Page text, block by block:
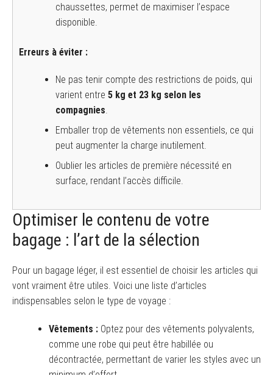
chaussettes, permet de maximiser l’espace
disponible.
Erreurs à éviter :
Ne pas tenir compte des restrictions de poids, qui
varient entre 5 kg et 23 kg selon les
compagnies.
Emballer trop de vêtements non essentiels, ce qui
peut augmenter la charge inutilement.
Oublier les articles de première nécessité en
surface, rendant l’accès difficile.
Optimiser le contenu de votre
bagage : l’art de la sélection
Pour un bagage léger, il est essentiel de choisir les articles qui
vont vraiment être utiles. Voici une liste d’articles
indispensables selon le type de voyage :
Vêtements : Optez pour des vêtements polyvalents,
comme une robe qui peut être habillée ou
décontractée, permettant de varier les styles avec un